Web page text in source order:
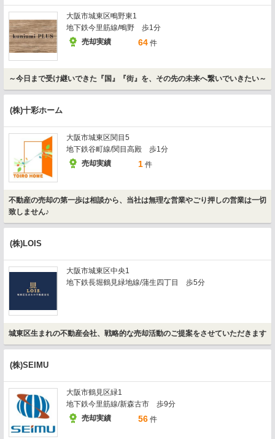
大阪市城東区鴫野東1
地下鉄今里筋線/鴫野 歩1分
売却実績
64 件
～今日まで受け継いできた『国』『街』を、その先の未来へ繋いでいきたい～
(株)十彩ホーム
大阪市城東区関目5
地下鉄谷町線/関目高殿 歩1分
売却実績
1 件
不動産の売却の第一歩は相談から、当社は無理な営業やごり押しの営業は一切
致しません♪
(株)LOIS
大阪市城東区中央1
地下鉄長堀鶴見緑地線/蒲生四丁目 歩5分
城東区生まれの不動産会社、戦略的な売却活動のご提案をさせていただきます
(株)SEIMU
大阪市鶴見区緑1
地下鉄今里筋線/新森古市 歩9分
売却実績
56 件